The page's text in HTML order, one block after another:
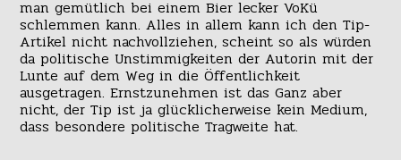
man gemütlich bei einem Bier lecker VoKü
schlemmen kann. Alles in allem kann ich den Tip-
Artikel nicht nachvollziehen, scheint so als würden
da politische Unstimmigkeiten der Autorin mit der
Lunte auf dem Weg in die Öffentlichkeit
ausgetragen. Ernstzunehmen ist das Ganz aber
nicht, der Tip ist ja glücklicherweise kein Medium,
dass besondere politische Tragweite hat.